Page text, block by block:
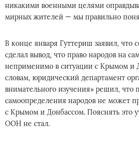
никакими военными целями
мирных жителей — мы правильно
В конце января Гуттериш заявил, что
сделал вывод, что право народов на
неприменимо в ситуации с Крымом и
словам, юридический департамент
внимательного изучения» решил, что
самоопределения народов не может
с Крымом и Донбассом. Пояснять это
ООН не стал.